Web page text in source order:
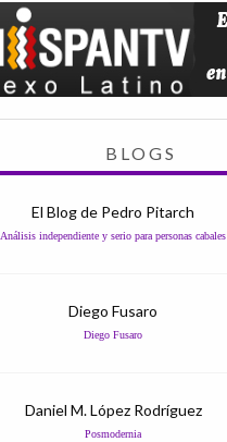
BLOGS
El Blog de Pedro Pitarch
Análisis independiente y serio para personas cabales
Diego Fusaro
Diego Fusaro
Daniel M. López Rodríguez
Posmodernia